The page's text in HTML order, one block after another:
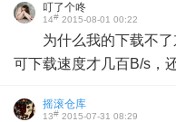
叮了个咚
14# 2015-08-01 00:22
为什么我的下载不
可下载速度才几百B/s，
摇滚仓库
13# 2015-07-31 08:29